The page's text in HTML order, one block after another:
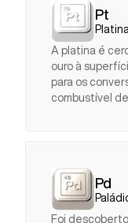
Pt
Platina
A platina é
ouro à
para os
combustível
Pd
Foi